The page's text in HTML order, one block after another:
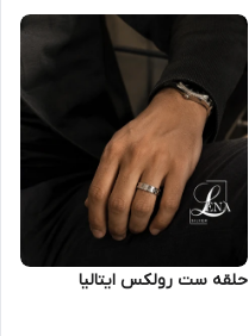
حلقه ست رولکس ایتالیا